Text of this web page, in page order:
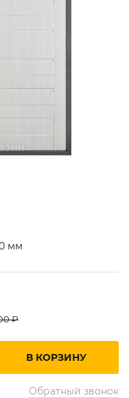
мм
₽
Обратный звонок
В КОРЗИНУ